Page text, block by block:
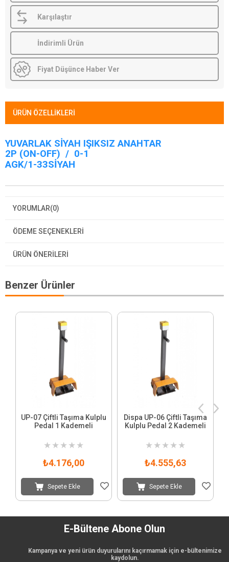
Karşılaştır
İndirimli Ürün
Fiyat Düşünce Haber Ver
ÜRÜN ÖZELLIKLERI
YUVARLAK SİYAH IŞIKSIZ ANAHTAR
2P (ON-OFF) / 0-1
AGK/1-33SİYAH
YORUMLAR(0)
ÖDEME SEÇENEKLERI
ÜRÜN ÖNERILERI
Benzer Ürünler
UP-07 Çiftli Taşıma Kulplu
Pedal 1 Kademeli
★ ★ ★ ★ ★
₺4.176,00
Sepete Ekle
Dispa UP-06 Çiftli Taşıma
Kulplu Pedal 2 Kademeli
★ ★ ★ ★ ★
₺4.555,63
Sepete Ekle
E-Bültene Abone Olun
Kampanya ve yeni ürün duyurularını kaçırmamak için e-bültenimize
kaydolun.